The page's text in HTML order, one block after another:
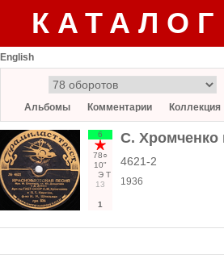
English
Альбомы Комментарии Коллекция
6
78○
10"
Э Т
13
1
С. Хромченко
4621-2
1936